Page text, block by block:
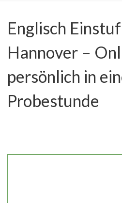
Englisch
Hannover –
persönlich in
Probestunde